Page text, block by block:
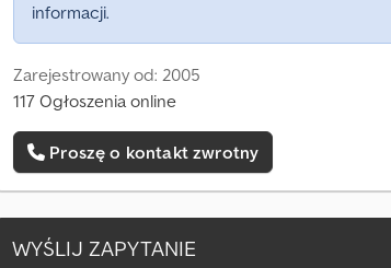
informacji.
Zarejestrowany od: 2005
117 Ogłoszenia online
Proszę o kontakt zwrotny
WYŚLIJ ZAPYTANIE